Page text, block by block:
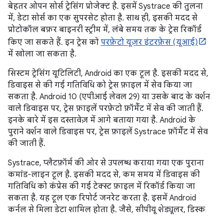
बेहतर ओपन सोर्स ट्रेसिंग प्रोजेक्ट है. इसमें Systrace की तुलना
में, डेटा सोर्स का एक सुपरसेट होता है. साथ ही, इसकी मदद से
प्रोटोकॉल बफ़र बाइनरी स्ट्रीम में, लंबे समय तक के ट्रेस रिकॉर्ड
किए जा सकते हैं. इन ट्रेस को परफ़ेटो यूज़र इंटरफ़ेस (यूआई)
में खोला जा सकता है.
सिस्टम ट्रेसिंग यूटिलिटी, Android का एक टूल है. इसकी मदद से,
डिवाइस से की गई गतिविधि को ट्रेस फ़ाइल में सेव किया जा
सकता है. Android 10 (एपीआई लेवल 29) या उसके बाद के वर्शन
वाले डिवाइस पर, ट्रेस फ़ाइलें परफ़ेटो फ़ॉर्मैट में सेव की जाती हैं.
इनके बारे में इस दस्तावेज़ में आगे बताया गया है. Android के
पुराने वर्शन वाले डिवाइस पर, ट्रेस फ़ाइलें Systrace फ़ॉर्मैट में सेव
की जाती हैं.
Systrace, प्लैटफ़ॉर्म की ओर से उपलब्ध कराया गया एक पुराना
कमांड-लाइन टूल है. इसकी मदद से, कम समय में डिवाइस की
गतिविधि को कंप्रेस की गई टेक्स्ट फ़ाइल में रिकॉर्ड किया जा
सकता है. यह टूल एक रिपोर्ट जनरेट करता है. इसमें Android
कर्नल से मिला डेटा शामिल होता है. जैसे, सीपीयू शेड्यूलर, डिस्क